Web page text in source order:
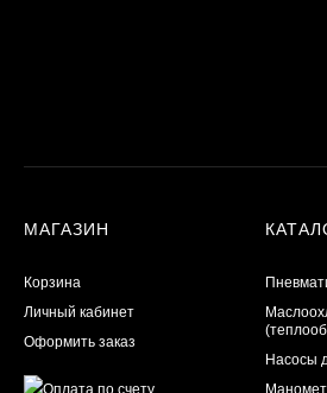
МАГАЗИН
Корзина
Личный кабинет
Оформить заказ
Насосы